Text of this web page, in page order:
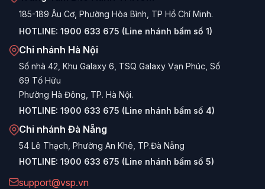
185-189 Âu Cơ, Phường Hòa Bình, TP Hồ Chí Minh.
HOTLINE: 1900 633 675 (Line nhánh bấm số 1)
Chi nhánh Hà Nội
Số nhà 42, Khu Galaxy 6, TSQ Galaxy Vạn Phúc, Số
69 Tố Hữu
Phường Hà Đông, TP. Hà Nội.
HOTLINE: 1900 633 675 (Line nhánh bấm số 4)
Chi nhánh Đà Nẵng
54 Lê Thạch, Phường An Khê, TP.Đà Nẵng
HOTLINE: 1900 633 675 (Line nhánh bấm số 5)
support@vsp.vn